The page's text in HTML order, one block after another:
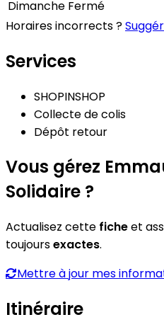
Dimanche Fermé
Horaires incorrects ?
Services
SHOPINSHOP
Collecte de colis
Dépôt retour
Vous gérez
Solidaire ?
Actualisez cette ficheet
toujoursexactes.
Mettre à jour mes
Itinéraire